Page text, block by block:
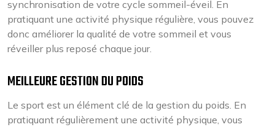
synchronisation de votre cycle sommeil-éveil. En
pratiquant une activité physique régulière, vous pouvez
donc améliorer la qualité de votre sommeil et vous
réveiller plus reposé chaque jour.
MEILLEURE GESTION DU POIDS
Le sport est un élément clé de la gestion du poids. En
pratiquant régulièrement une activité physique, vous